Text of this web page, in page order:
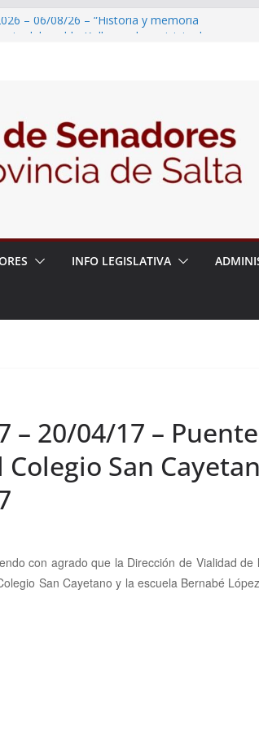
– 06/08/26 – “Historia y memoria
– 06/08/26 – Presentación del libro
del Dr. Víctor Alfredo Frías
– 06/08/26 – 82° Edición de la Expo
INFO LEGISLATIVA
– 20/04/17 –
San
con agrado que la Dirección de Vialidad
San Cayetano y la escuela Bernabé